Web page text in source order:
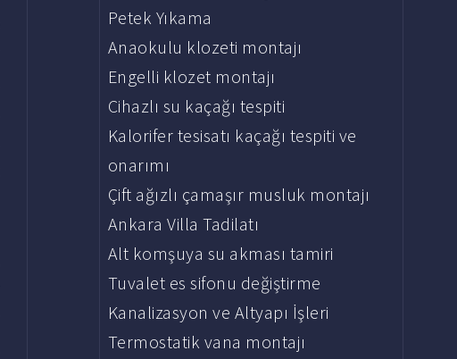
Petek Yıkama
Anaokulu klozeti montajı
Engelli klozet montajı
Cihazlı su kaçağı tespiti
Kalorifer tesisatı kaçağı tespiti ve
onarımı
Çift ağızlı çamaşır musluk montajı
Ankara Villa Tadilatı
Alt komşuya su akması tamiri
Tuvalet es sifonu değiştirme
Kanalizasyon ve Altyapı İşleri
Termostatik vana montajı